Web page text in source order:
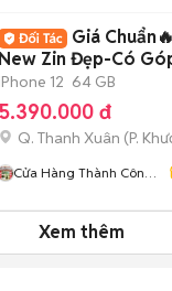
Giá Chuẩn🔥 iPhone 12 like
New Zin Đẹp-Có
iPhone 12 64 GB
5.390.000 đ
Q. Thanh Xuân (P.
Cửa Hàng Thành Công
Xem thêm